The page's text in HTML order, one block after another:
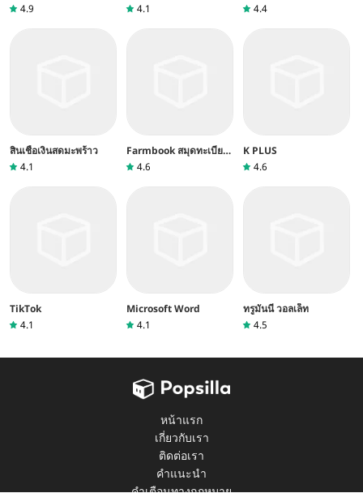
4.9
4.1
4.4
สินเชื่อเงินสดมะพร้าว
4.1
Farmbook สมุดทะเบียน
เกษตรกร
4.6
K PLUS
4.6
TikTok
4.1
Microsoft Word
4.1
ทรูมันนี่ วอลเล็ท
4.5
หน้าแรก
เกี่ยวกับเรา
ติดต่อเรา
คำแนะนำ